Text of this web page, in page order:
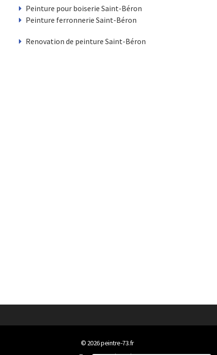
Peinture pour boiserie Saint-Béron
Peinture ferronnerie Saint-Béron
Renovation de peinture Saint-Béron
© 2026peintre-73.fr